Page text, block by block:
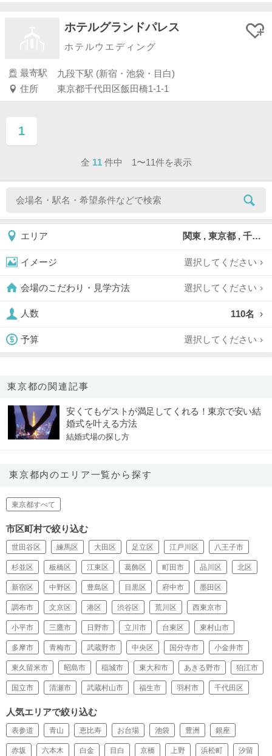
ホテルグランドパレス
ホテルウエディング
最寄駅
九段下駅 (新宿・池袋・目白)
住所
東京都千代田区飯田橋1-1-1
1
ページ目
全 11 件中 1〜11件を表示
エリア 関東 , 東京都 , 千代田区
イメージ 選択してください
会場のこだわり・見学方法 選択してください
人数 110名
予算 選択してください
東京都の関連記事
安くてもゲストが満足してくれる！東京で安い結
婚式を叶える方法
結婚式場の探し方
東京都内のエリア一覧から探す
東京都すべて
市区町村で絞り込む
世田谷区 練馬区 大田区 足立区 江戸川区 八王子市
杉並区 板橋区 江東区 葛飾区 町田市 品川区 北区
新宿区 中野区 豊島区 目黒区 府中市 墨田区
調布市 文京区 港区 渋谷区 荒川区 西東京市
小平市 三鷹市 日野市 立川市 台東区 東村山市
多摩市 青梅市 武蔵野市 中央区 国分寺市 小金井市
東久留米市 昭島市 稲城市 東大和市 あきる野市 狛江市
国立市 清瀬市 武蔵村山市 福生市 羽村市 千代田区
人気エリアで絞り込む
表参道 青山 恵比寿 お台場 池袋 豊洲 銀座
赤坂 六本木 白金 目白 京橋 上野 浜松町 汐留